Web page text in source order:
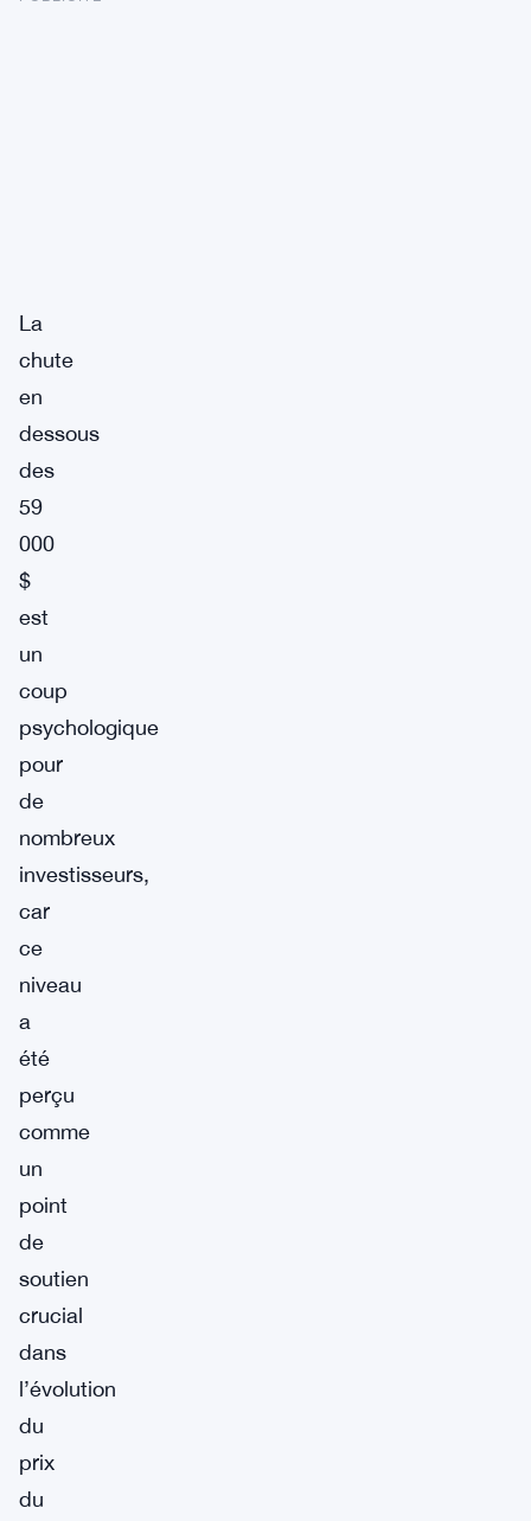
La
chute
en
dessous
des
59
000
$
est
un
coup
psychologique
pour
de
nombreux
investisseurs,
car
ce
niveau
a
été
perçu
comme
un
point
de
soutien
crucial
dans
l’évolution
du
prix
du